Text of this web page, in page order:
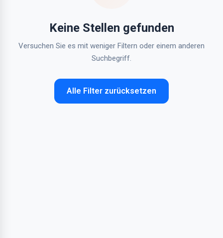
Keine Stellen gefunden
Versuchen Sie es mit weniger Filtern oder einem anderen
Suchbegriff.
Alle Filter zurücksetzen